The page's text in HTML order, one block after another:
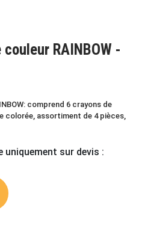
RAINBOW -
comprend 6 crayons de
colorée, assortiment de 4 pièces,
uniquement sur devis :